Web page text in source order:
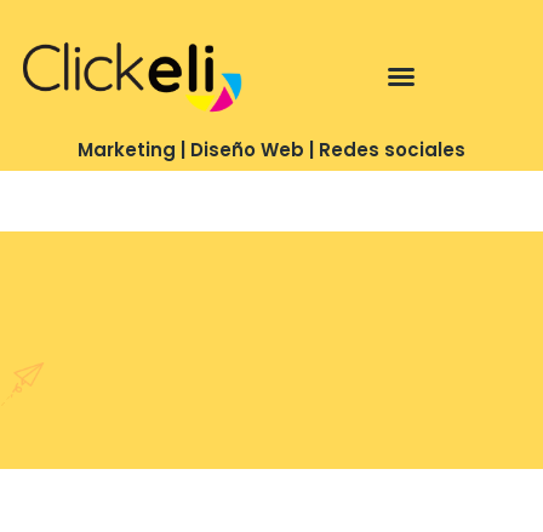
Marketing | Diseño Web | Redes sociales